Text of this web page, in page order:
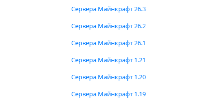
Сервера Майнкрафт 26.3
Сервера Майнкрафт 26.2
Сервера Майнкрафт 26.1
Сервера Майнкрафт 1.21
Сервера Майнкрафт 1.20
Сервера Майнкрафт 1.19